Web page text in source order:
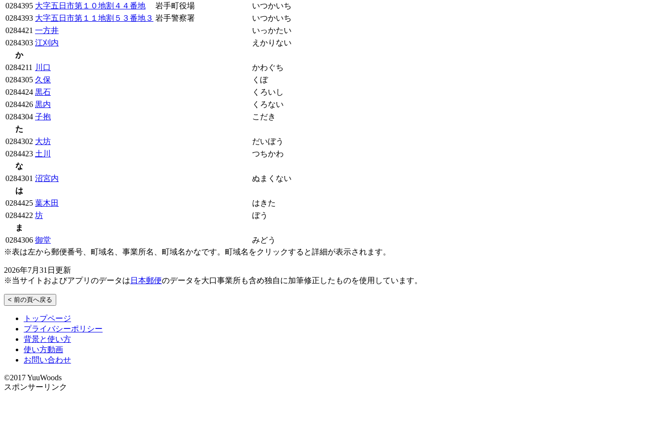
0284395 大字五日市第１０地割４４番地 岩手町役場
いつかいち
0284393 大字五日市第１１地割５３番地３ 岩手警察署
いつかいち
0284421 一方井
いっかたい
0284303 江刈内
えかりない
か
0284211
川口
かわぐち
0284305 久保
くぼ
0284424 黒石
くろいし
0284426 黒内
くろない
0284304 子抱
こだき
た
0284302 大坊
だいぼう
0284423 土川
つちかわ
な
0284301 沼宮内
ぬまくない
は
0284425 葉木田
はきた
0284422 坊
ぼう
ま
0284306 御堂
みどう
※表は左から郵便番号、町域名、事業所名、町域名かなです。町域名をクリックすると詳細が表示されます。
2026年7月31日更新
※当サイトおよびアプリのデータは 日本郵便のデータを大口事業所も含め独自に加筆修正したものを使用しています。
< 前の頁へ戻る
トップページ
プライバシーポリシー
背景と使い方
使い方動画
お問い合わせ
©2017 YuuWoods
スポンサーリンク